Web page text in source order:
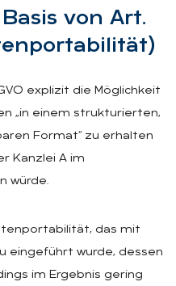
von Art.
explizit die Möglichkeit
„in einem strukturierten,
Format“ zu erhalten
Kanzlei A im
würde.
das mit
eingeführt wurde, dessen
im Ergebnis gering